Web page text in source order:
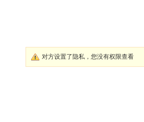
对方设置了隐私，您没有权限查看